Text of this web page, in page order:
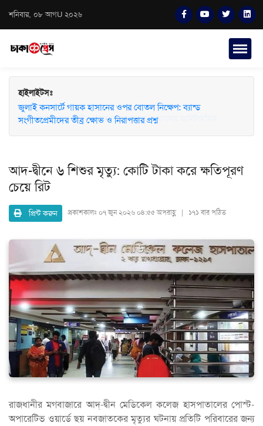
শনিবার, ০৮ আগU ২০২৬
হাইলাইটসঃ
জুলাই কনসার্টে গায়ক হাসানের ওপর বোতল নিক্ষেপ: ব্যান্ড
সংগীতপ্রেমীদের তীব্র ক্ষোভ ও নিরাপত্তার প্রশ্ন
আদ-দ্বীনে ৬ শিশুর মৃত্যু: কোটি টাকা করে ক্ষতিপূরণ
চেয়ে রিট
প্রিন্ট করুন প্রকাশকালঃ ০৭ জুন ২০২৬ ০৪:৫৫ অপরাহ্ণ | ১৭১ বার পঠিত
রাজধানীর মগবাজারে আদ্-দ্বীন মেডিকেল কলেজ হাসপাতালের পোস্ট-
অপারেটিভ ওয়ার্ডে ছয় নবজাতকের মৃত্যুর ঘটনায় প্রতিটি পরিবারের জন্য